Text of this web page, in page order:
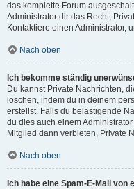
das komplette Forum
Administrator dir das Recht,
Kontaktiere einen Administrator,
Nach oben
Ich bekomme ständig
Du kannst Private Nachrichten,
löschen, indem du in deinem
erstellst. Falls du belästigende
du dies auch einem
Mitglied dann verbieten, Private
Nach oben
Ich habe eine Spam-E-Mail